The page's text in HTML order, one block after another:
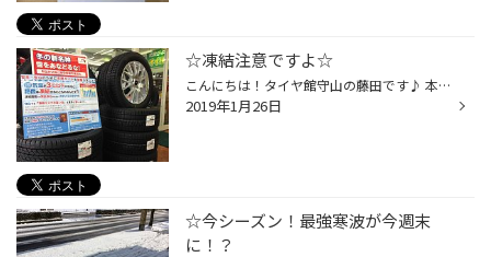
☆凍結注意ですよ☆
こんにちは！タイヤ館守山の藤田です♪ 本日は朝から雪が降っていました( ﾟДﾟ) 本日の夜からも雪が降るみたいですので （気象庁HPより） 凍結路面などはご注意くださいませ( 一一) まだ冬の準備しておられない方安心してください☆ まだ冬タイヤの在庫残っております（一部ないものもございます） し...
2019年1月26日
☆今シーズン！最強寒波が今週末
に！？